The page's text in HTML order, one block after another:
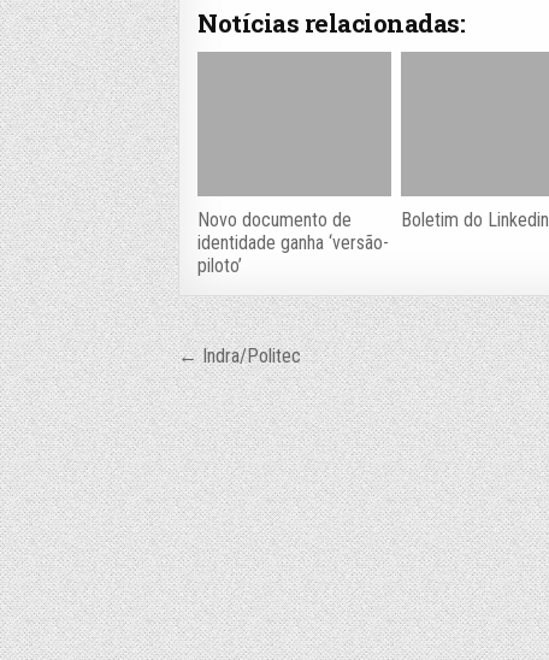
Notícias relacionadas:
Novo documento de
identidade ganha ‘versão-
piloto’
Boletim do Linkedin
Navegação
de
Post
← Indra/Politec